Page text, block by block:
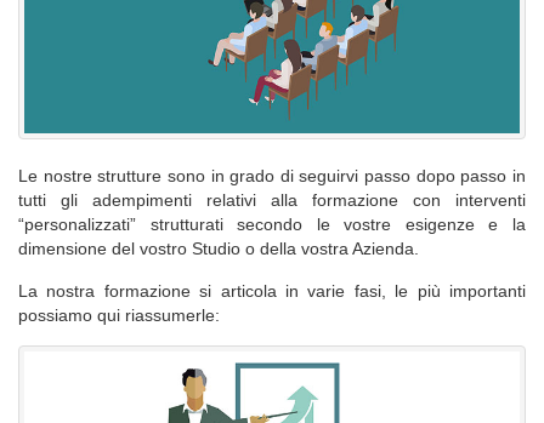
Le nostre strutture sono in grado di seguirvi passo dopo passo in
tutti gli adempimenti relativi alla formazione con interventi
“personalizzati” strutturati secondo le vostre esigenze e la
dimensione del vostro Studio o della vostra Azienda.
La nostra formazione si articola in varie fasi, le più importanti
possiamo qui riassumerle: